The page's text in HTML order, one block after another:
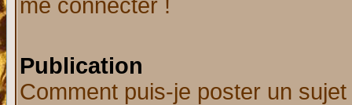
me connecter !
Publication
Comment puis-je poster un